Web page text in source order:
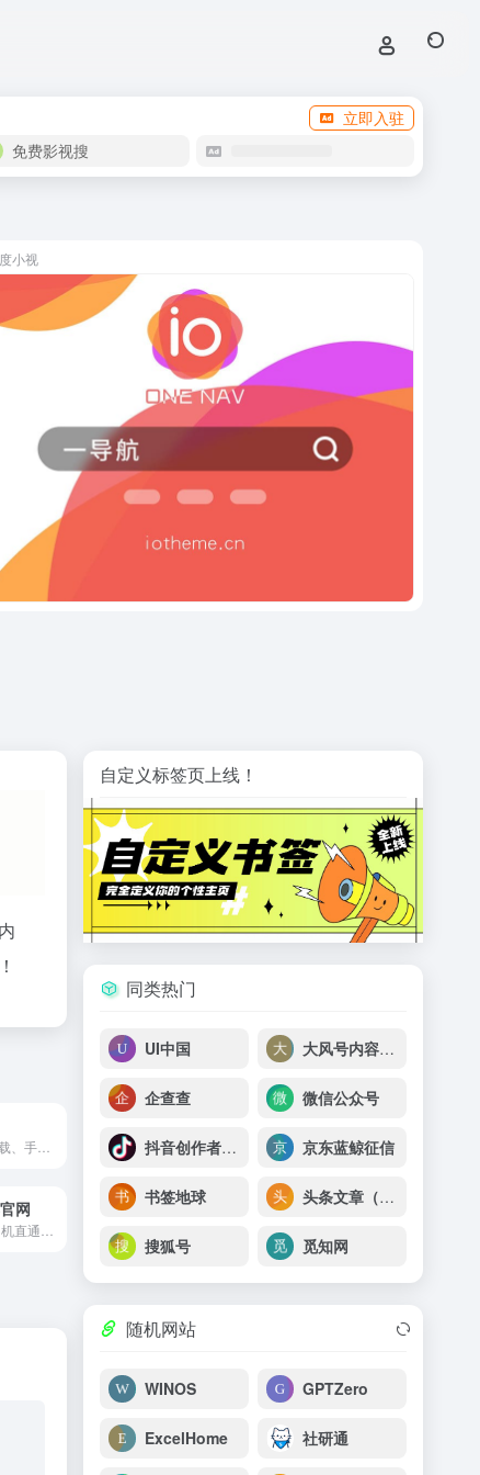
立即入驻
免费影视搜
度小视
网
自定义标签页上线！
同类热门
UI中国 大风号内容开放平台
企查查 微信公众号
抖音创作者中心 京东蓝鲸征信
书签地球 头条文章（新浪看点号）
搜狐号 觅知网
随机网站
WINOS GPTZero
ExcelHome 社研通